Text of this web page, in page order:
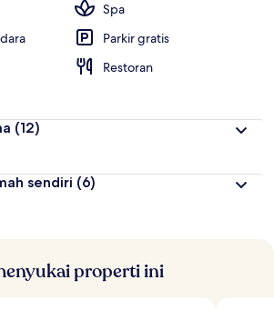
i
l
r
a
Spa
Parkir gratis
Restoran
(12)
sendiri (6)
properti ini